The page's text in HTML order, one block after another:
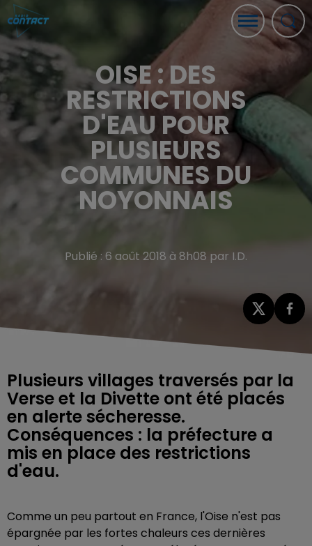
OISE : DES
RESTRICTIONS
D'EAU POUR
PLUSIEURS
COMMUNES DU
NOYONNAIS
Publié : 6 août 2018 à 8h08 par I.D.
Plusieurs villages traversés par la
Verse et la Divette ont été placés
en alerte sécheresse.
Conséquences : la préfecture a
mis en place des restrictions
d'eau.
Comme un peu partout en France, l'Oise n'est pas
épargnée par les fortes chaleurs ces dernières